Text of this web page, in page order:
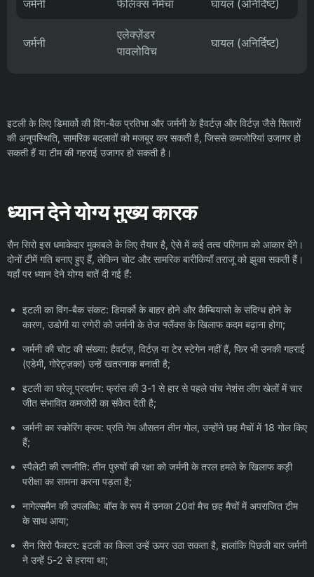
जर्मनी फेलिक्स नेमेचा घायल (अनिर्दिष्ट)
जर्मनी
एलेक्ज़ेंडर
पावलोविच
घायल (अनिर्दिष्ट)
इटली के लिए डिमार्को की विंग-बैक प्रतिभा और जर्मनी के हैवर्टज़ और विर्टज़ जैसे सितारों
की अनुपस्थिति, सामरिक बदलावों को मजबूर कर सकती है, जिससे कमजोरियां उजागर हो
सकती हैं या टीम की गहराई उजागर हो सकती है।
ध्यान देने योग्य मुख्य कारक
सैन सिरो इस धमाकेदार मुकाबले के लिए तैयार है, ऐसे में कई तत्व परिणाम को आकार देंगे।
दोनों टीमें गति बनाए हुए हैं, लेकिन चोट और सामरिक बारीकियाँ तराजू को झुका सकती हैं।
यहाँ पर ध्यान देने योग्य बातें दी गई हैं:
इटली का विंग-बैक संकट: डिमार्को के बाहर होने और कैम्बियासो के संदिग्ध होने के
कारण, उडोगी या रग्गेरी को जर्मनी के तेज फ्लैंक्स के खिलाफ कदम बढ़ाना होगा;
जर्मनी की चोट की संख्या: हैवर्टज़, विर्टज़ या टेर स्टेगेन नहीं हैं, फिर भी उनकी गहराई
(एडेमी, गोरेट्ज़का) उन्हें खतरनाक बनाती है;
इटली का घरेलू प्रदर्शन: फ्रांस की 3-1 से हार से पहले पांच नेशंस लीग खेलों में चार
जीत संभावित कमजोरी का संकेत देती है;
जर्मनी का स्कोरिंग क्रम: प्रति गेम औसतन तीन गोल, उन्होंने छह मैचों में 18 गोल किए
हैं;
स्पैलेटी की रणनीति: तीन पुरुषों की रक्षा को जर्मनी के तरल हमले के खिलाफ कड़ी
परीक्षा का सामना करना पड़ता है;
नागेल्समैन की उपलब्धि: बॉस के रूप में उनका 20वां मैच छह मैचों में अपराजित टीम
के साथ आया;
सैन सिरो फैक्टर: इटली का किला उन्हें ऊपर उठा सकता है, हालांकि पिछली बार जर्मनी
ने उन्हें 5-2 से हराया था;